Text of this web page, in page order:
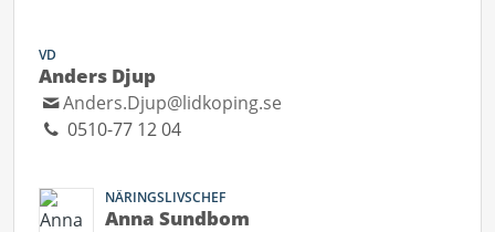
VD
Anders Djup
Anders.Djup@lidkoping.se
0510-77 12 04
NÄRINGSLIVSCHEF
Anna Sundbom